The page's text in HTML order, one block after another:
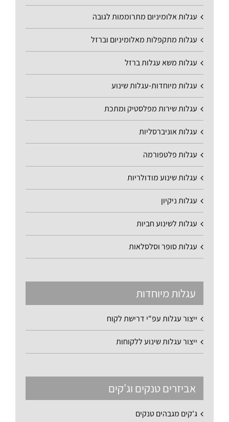
עגלות אלומיניום מתרוממות לגובה
עגלות מתקפלות מאלומיניום וברזל
עגלות משא עגלות ברזל
עגלות מיוחדות-עגלות שינוע
עגלות שירות מפלסטיק ומתכת
עגלות אוניברסליות
עגלות פלטפורמה
עגלות שינוע מודולריות
עגלות ניקיון
עגלות לשינוע חביות
עגלות סופר וסלסלאות
עגלות מיוחדות
ייצור עגלות עפ"י דרישת לקוח
ייצור עגלות שינוע ללקוחות
אביזרים טנקים וג'קים
ג'קים מגבהים טנקים